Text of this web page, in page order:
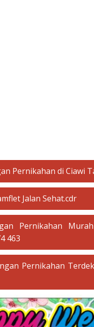
Pernikahan di Ciawi
Jalan Sehat.cdr
Pernikahan
463
Pernikahan